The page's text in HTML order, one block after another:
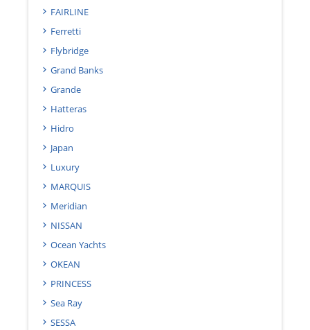
FAIRLINE
Ferretti
Flybridge
Grand Banks
Grande
Hatteras
Hidro
Japan
Luxury
MARQUIS
Meridian
NISSAN
Ocean Yachts
OKEAN
PRINCESS
Sea Ray
SESSA